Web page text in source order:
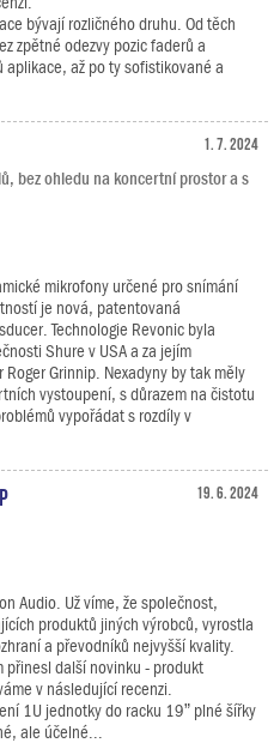
bývají rozličného druhu. Od těch
zpětné odezvy pozic faderů a
aplikace, až po ty sofistikované a
1. 7. 2024
bez ohledu na koncertní prostor a s
mikrofony určené pro snímání
je nová, patentovaná
Technologie Revonic byla
Shure v USA a za jejím
Grinnip. Nexadyny by tak měly
vystoupení, s důrazem na čistotu
vypořádat s rozdíly v
19. 6. 2024
Audio. Už víme, že společnost,
produktů jiných výrobců, vyrostla
a převodníků nejvyšší kvality.
přinesl další novinku - produkt
v následující recenzi.
1U jednotky do racku 19” plné šířky
ale účelné...